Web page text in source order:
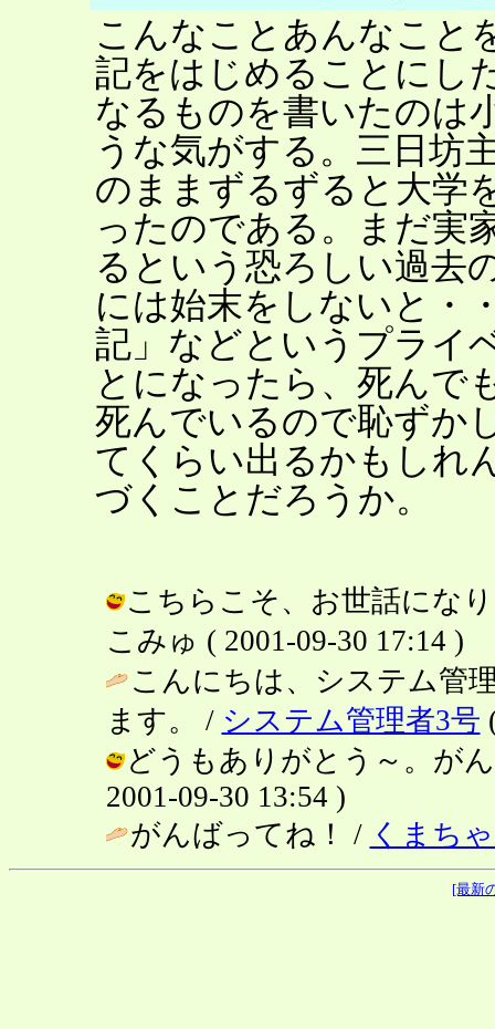
こんなことあんなこと
記をはじめることにし
なるものを書いたのは
うな気がする。三日坊
のままずるずると大学
ったのである。まだ実
るという恐ろしい過去
には始末をしないと・
記」などというプライ
とになったら、死んで
死んでいるので恥ずか
てくらい出るかもしれ
づくことだろうか。
こちらこそ、お世話にな
こみゅ ( 2001-09-30 17:14 )
こんにちは、システム管
ます。 / システム管理者3号
どうもありがとう～。が
2001-09-30 13:54 )
がんばってね！ / くまち
[最新